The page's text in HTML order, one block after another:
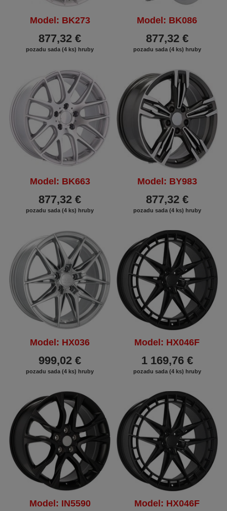
Model: BK273
877,32 €
pozadu sada (4 ks) hruby
Model: BK086
877,32 €
pozadu sada (4 ks) hruby
Model: BK663
877,32 €
pozadu sada (4 ks) hruby
Model: BY983
877,32 €
pozadu sada (4 ks) hruby
Model: HX036
999,02 €
pozadu sada (4 ks) hruby
Model: HX046F
1 169,76 €
pozadu sada (4 ks) hruby
Model: IN5590 Model: HX046F